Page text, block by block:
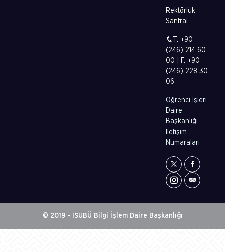
Rektörlük
Santral
T. +90
(246) 214 60
00 | F. +90
(246) 228 30
06
Öğrenci İşleri
Daire
Başkanlığı
İletişim
Numaraları
© 2019 - ISUBÜ Bilgi İşlem Daire Başkanlığı